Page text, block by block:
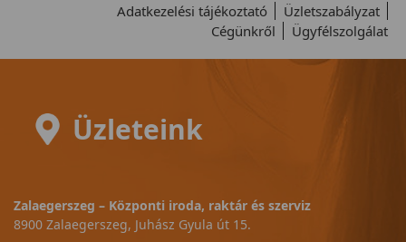
Adatkezelési tájékoztató
Üzletszabályzat
Cégünkről
Ügyfélszolgálat
Üzleteink
Zalaegerszeg – Központi iroda, raktár és szerviz
8900 Zalaegerszeg, Juhász Gyula út 15.